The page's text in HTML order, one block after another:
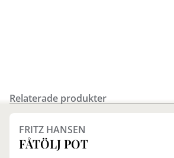
Relaterade produkter
FRITZ HANSEN
FÅTÖLJ POT